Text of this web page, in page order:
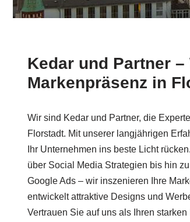
Kedar und Partner
Markenpräsenz in
Wir sind Kedar und Partner, die
Florstadt. Mit unserer langjährigen
Ihr Unternehmen ins beste Licht
über Social Media Strategien bis hin
Google Ads – wir inszenieren Ihre
entwickelt attraktive Designs und
Vertrauen Sie auf uns als Ihren